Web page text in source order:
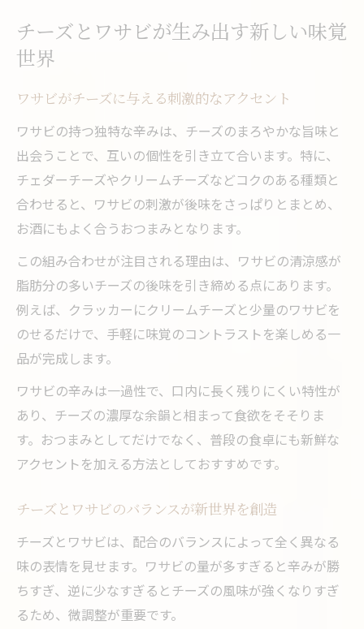
チーズとワサビが生み出す新しい味覚
世界
ワサビがチーズに与える刺激的なアクセント
ワサビの持つ独特な辛みは、チーズのまろやかな旨味と
出会うことで、互いの個性を引き立て合います。特に、
チェダーチーズやクリームチーズなどコクのある種類と
合わせると、ワサビの刺激が後味をさっぱりとまとめ、
お酒にもよく合うおつまみとなります。
この組み合わせが注目される理由は、ワサビの清涼感が
脂肪分の多いチーズの後味を引き締める点にあります。
例えば、クラッカーにクリームチーズと少量のワサビを
のせるだけで、手軽に味覚のコントラストを楽しめる一
品が完成します。
ワサビの辛みは一過性で、口内に長く残りにくい特性が
あり、チーズの濃厚な余韻と相まって食欲をそそりま
す。おつまみとしてだけでなく、普段の食卓にも新鮮な
アクセントを加える方法としておすすめです。
チーズとワサビのバランスが新世界を創造
チーズとワサビは、配合のバランスによって全く異なる
味の表情を見せます。ワサビの量が多すぎると辛みが勝
ちすぎ、逆に少なすぎるとチーズの風味が強くなりすぎ
るため、微調整が重要です。